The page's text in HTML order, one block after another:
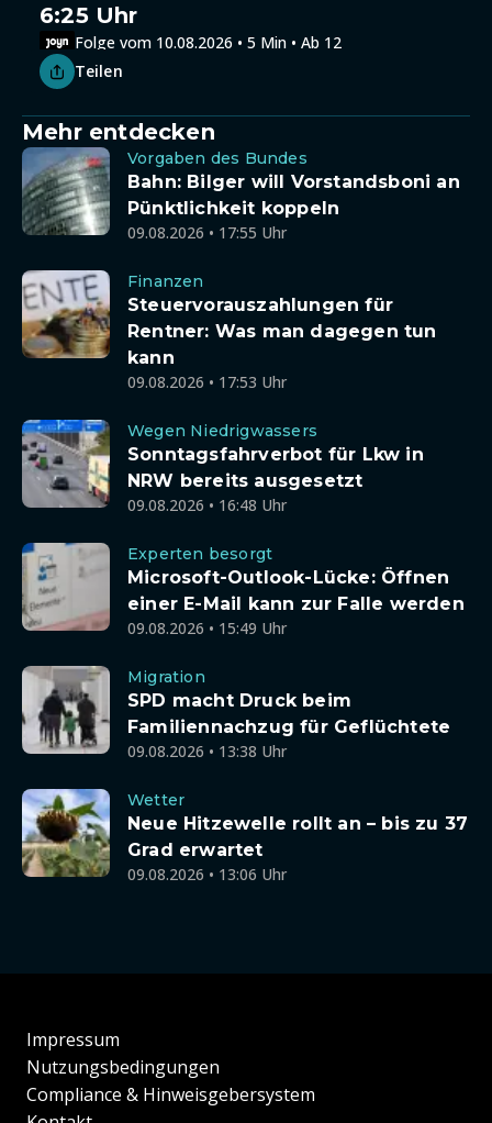
6:25 Uhr
Folge vom 10.08.2026 • 5 Min • Ab 12
Teilen
Mehr entdecken
Vorgaben des Bundes
Bahn: Bilger will Vorstandsboni an
Pünktlichkeit koppeln
09.08.2026 • 17:55 Uhr
Finanzen
Steuervorauszahlungen für
Rentner: Was man dagegen tun
kann
09.08.2026 • 17:53 Uhr
Wegen Niedrigwassers
Sonntagsfahrverbot für Lkw in
NRW bereits ausgesetzt
09.08.2026 • 16:48 Uhr
Experten besorgt
Microsoft-Outlook-Lücke: Öffnen
einer E-Mail kann zur Falle werden
09.08.2026 • 15:49 Uhr
Migration
SPD macht Druck beim
Familiennachzug für Geflüchtete
09.08.2026 • 13:38 Uhr
Wetter
Neue Hitzewelle rollt an – bis zu 37
Grad erwartet
09.08.2026 • 13:06 Uhr
Impressum
Nutzungsbedingungen
Compliance & Hinweisgebersystem